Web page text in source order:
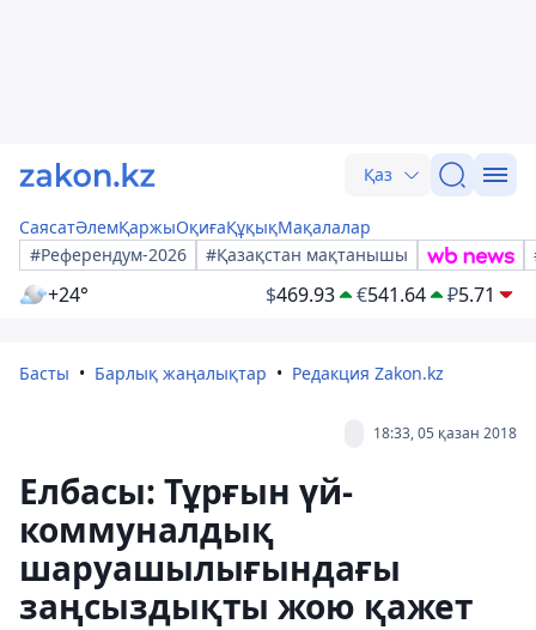
Қаз
СаясатӘлемҚаржыОқиғаҚұқықМақалалар
#Референдум-2026
#Қазақстан мақтанышы
+24° $469.93 €541.64 ₽5.71
Басты Барлық жаңалықтар Редакция Zakon.kz
18:33, 05 қазан 2018
Елбасы: Тұрғын үй-
коммуналдық
шаруашылығындағы
заңсыздықты жою қажет